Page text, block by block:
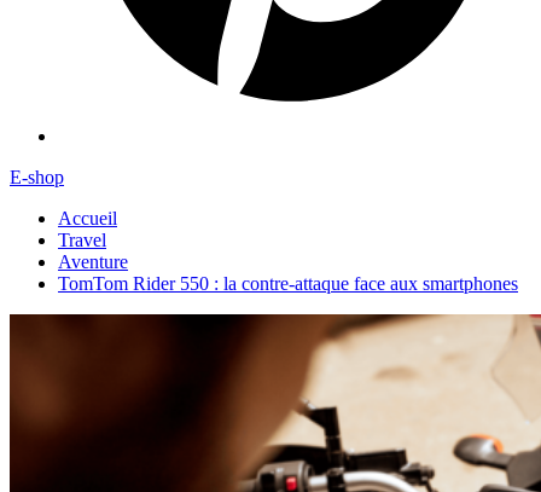
E-shop
Accueil
Travel
Aventure
TomTom Rider 550 : la contre-attaque face aux smartphones